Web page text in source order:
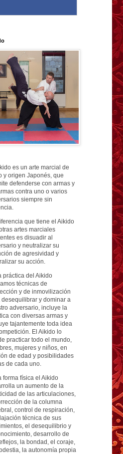
es un arte marcial de
y origen Japonés, que
defenderse con armas y
contra uno o varios
siempre sin
que tiene el Aikido
artes marciales
es disuadir al
y neutralizar su
de agresividad y
su acción.
práctica del Aikido
técnicas de
y de inmovilización
desequilibrar y dominar a
adversario, incluye la
con diversas armas y
tajantemente toda idea
El Aikido lo
practicar todo el mundo,
mujeres y niños, en
de edad y posibilidades
de cada uno.
forma física el Aikido
un aumento de la
de las articulaciones,
de la columna
control de respiración,
técnica de sus
el desequilibrio y
desarrollo de
la bondad, el coraje,
la autonomía propia